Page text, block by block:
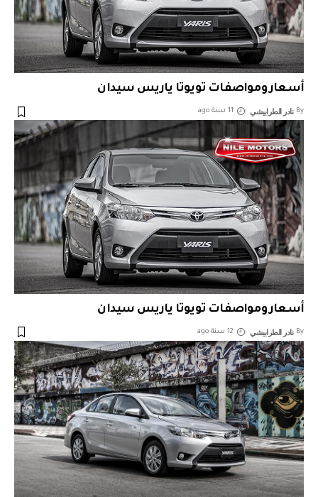
أسعار ومواصفات تويوتا ياريس سيدان
By نادر الطرابيشي 11 سنة ago
أسعار ومواصفات تويوتا ياريس سيدان
By نادر الطرابيشي 12 سنة ago